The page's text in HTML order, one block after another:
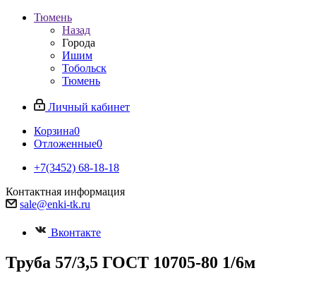
Тюмень
Назад
Города
Ишим
Тобольск
Тюмень
Личный кабинет
Корзина0
Отложенные0
+7(3452) 68-18-18
Контактная информация
sale@enki-tk.ru
Вконтакте
Труба 57/3,5 ГОСТ 10705-80 1/6м